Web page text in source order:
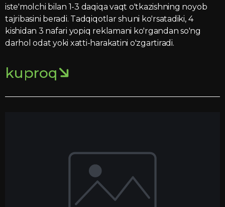
iste'molchi bilan 1-3 daqiqa vaqt o'tkazishning noyob
tajribasini beradi. Tadqiqotlar shuni ko'rsatadiki, 4
kishidan 3 nafari yopiq reklamani ko'rgandan so'ng
darhol odat yoki xatti-harakatini o'zgartiradi.
kuproq